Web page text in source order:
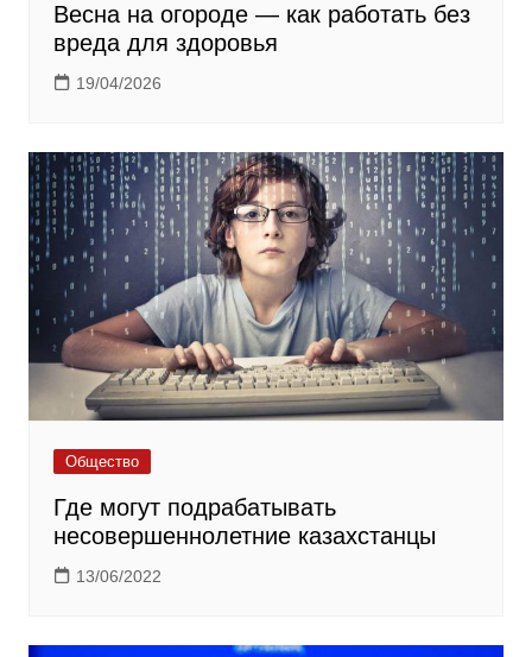
Весна на огороде — как работать без
вреда для здоровья
19/04/2026
Общество
Где могут подрабатывать
несовершеннолетние казахстанцы
13/06/2022